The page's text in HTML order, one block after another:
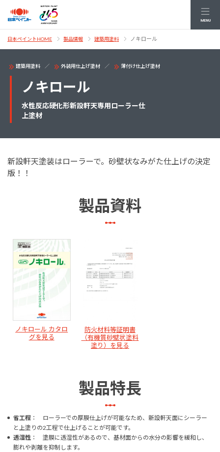
MENU
日本ペイントHOME 製品情報 建築用塗料 ノキロール
建築用塗料 外装用仕上げ塗材 薄付け仕上げ塗材
ノキロール
水性反応硬化形新設軒天専用ローラー仕
上塗材
新設軒天塗装はローラーで。砂壁状なみがた仕上げの決定
版！！
製品資料
ノキロール カタロ
グを見る
防火材料等証明書
（有機質砂壁状塗料
塗り）を見る
製品特長
省工程 ： ローラーでの厚膜仕上げが可能なため、新設軒天面にシーラー
と上塗りの2工程で仕上げることが可能です。
透湿性 ： 塗膜に透湿性があるので、基材面からの水分の影響を緩和し、
膨れや剥離を抑制します。